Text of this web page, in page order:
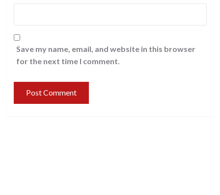
Save my name, email, and website in this browser
for the next time I comment.